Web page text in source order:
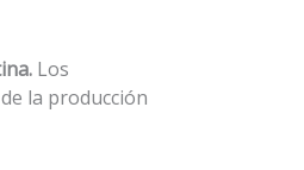
Los
la producción